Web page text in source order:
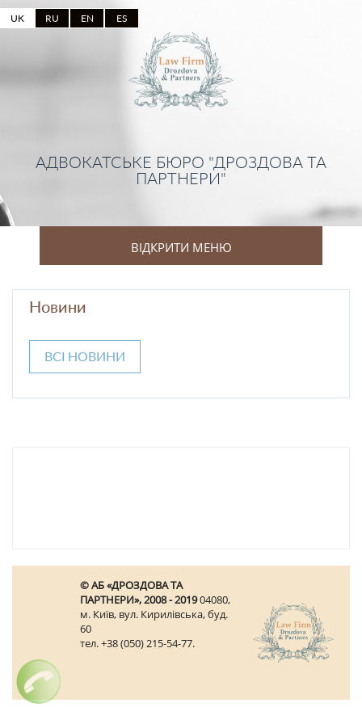
UK RU EN ES
АДВОКАТСЬКЕ БЮРО "ДРОЗДОВА ТА
ПАРТНЕРИ"
ВІДКРИТИ МЕНЮ
Новини
ВСІ НОВИНИ
© АБ «ДРОЗДОВА ТА
ПАРТНЕРИ», 2008 - 201904080,
м. Київ, вул. Кирилівська, буд.
60
тел. +38 (050) 215-54-77.